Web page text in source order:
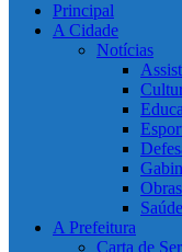
Principal
A Cidade
Notícias
Obras
Saúde
A Prefeitura
Carta de